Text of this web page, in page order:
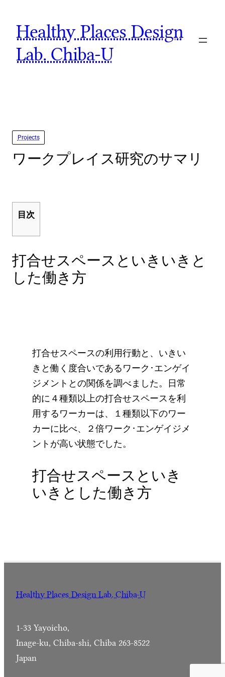
content
Healthy Places Design
Lab. Chiba-U
Projects
ワークプレイス研究のサマリ
目次
打合せスペースといきいきと
した働き方
打合せスペースの利用行動と、いきい
きと働く度合いであるワーク･エンゲイ
ジメントとの関係を調べました。日常
的に４種類以上の打合せスペースを利
用するワーカーは、１種類以下のワー
カーに比べ、２倍ワーク･エンゲイジメ
ントが高い状態でした。
打合せスペースといき
いきとした働き方
Healthy Places Design Lab. Chiba-U
1-33 Yayoicho,
Inage-ku, Chiba-shi, Chiba 263-8522
Japan